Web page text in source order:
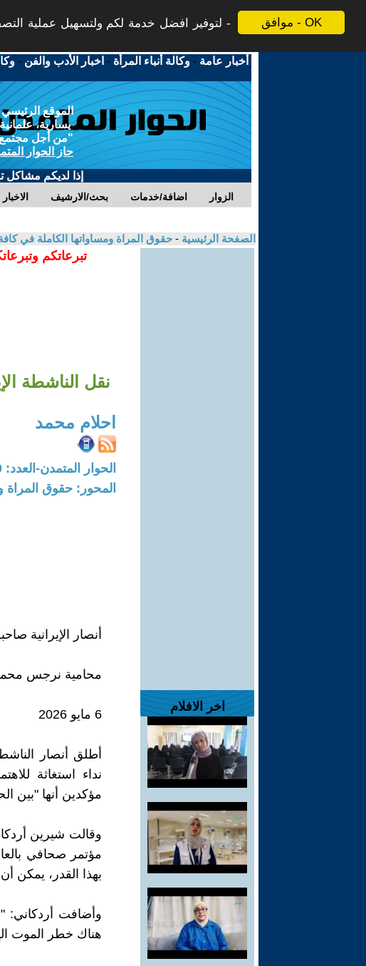
موافق - OK
لتوفير افضل خدمة لكم ولتسهيل عملية
أخبار عامة -وكالة أنباء المرأة - اخبار الأدب والفن -
الموقع
يسارية،
"من أجل مجتمع
حاز الحوار
إذا لديكم مشاكل
الاخبار بحث/الارشيف اضافة/خدمات الزوار
الصفحة الرئيسية - حقوق المراة ومساواتها الكاملة في
اخر الافلام
تبرعاتكم
نقل الناشطة
احلام محمد
الحوار المتمدن-العدد: 8700 - 2026 / 5 / 7 - 13:34
المحور: حقوق المراة
أنصار الإيرانية
محامية نرجس
6 مايو 2026
أطلق أنصار
نداء استغاثة
مؤكدين أنها "بين
وقالت شيرين
مؤتمر صحافي
بهذا القدر، يمكن
وأضافت أردكاني:
هناك خطر الموت